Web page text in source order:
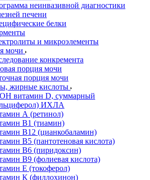
неинвазивной диагностики
печени
белки
и микроэлементы
мочи
конкремента
порция мочи
порция мочи
жирные кислоты
витамин D, суммарный
ИХЛА
А (ретинол)
В1 (тиамин)
В12 (цианкобаламин)
В5 (пантотеновая кислота)
В6 (пиридоксин)
В9 (фолиевая кислота)
Е (токоферол)
К (филлохинон)